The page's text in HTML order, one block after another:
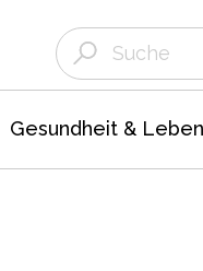
Gesundheit & Leben